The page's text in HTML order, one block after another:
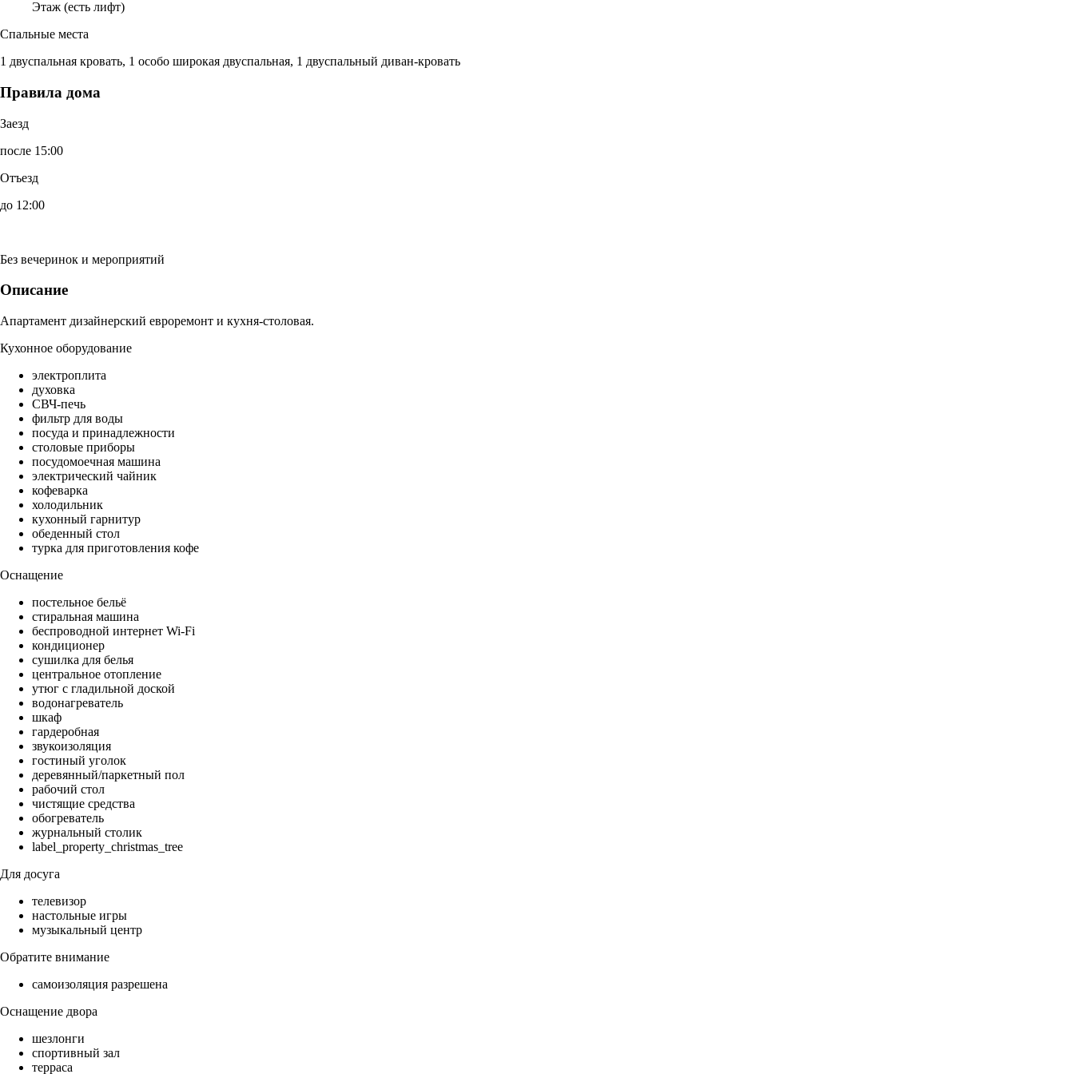
Этаж (есть лифт)
Спальные места
1 двуспальная кровать, 1 особо широкая двуспальная, 1 двуспальный диван-кровать
Правила дома
Заезд
после 15:00
Отъезд
до 12:00
Без вечеринок и мероприятий
Описание
Апартамент дизайнерский евроремонт и кухня-столовая.
Кухонное оборудование
электроплита
духовка
СВЧ-печь
фильтр для воды
посуда и принадлежности
столовые приборы
посудомоечная машина
электрический чайник
кофеварка
холодильник
кухонный гарнитур
обеденный стол
турка для приготовления кофе
Оснащение
постельное бельё
стиральная машина
беспроводной интернет Wi-Fi
кондиционер
сушилка для белья
центральное отопление
утюг с гладильной доской
водонагреватель
шкаф
гардеробная
звукоизоляция
гостиный уголок
деревянный/паркетный пол
рабочий стол
чистящие средства
обогреватель
журнальный столик
label_property_christmas_tree
Для досуга
телевизор
настольные игры
музыкальный центр
Обратите внимание
самоизоляция разрешена
Оснащение двора
шезлонги
спортивный зал
терраса